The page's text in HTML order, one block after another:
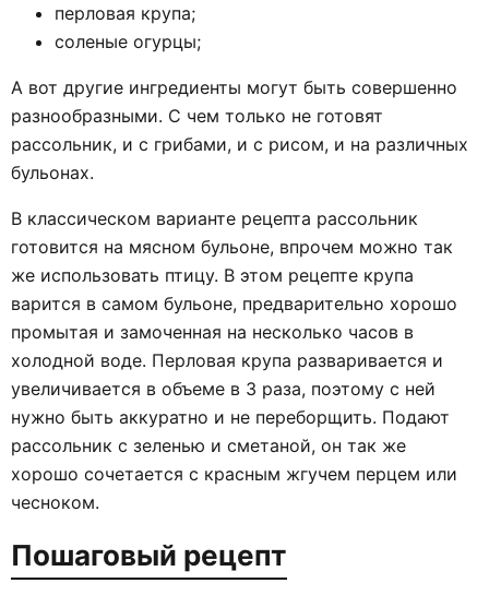
перловая крупа;
соленые огурцы;
А вот другие ингредиенты могут быть совершенно
разнообразными. С чем только не готовят
рассольник, и с грибами, и с рисом, и на различных
бульонах.
В классическом варианте рецепта рассольник
готовится на мясном бульоне, впрочем можно так
же использовать птицу. В этом рецепте крупа
варится в самом бульоне, предварительно хорошо
промытая и замоченная на несколько часов в
холодной воде. Перловая крупа разваривается и
увеличивается в объеме в 3 раза, поэтому с ней
нужно быть аккуратно и не переборщить. Подают
рассольник с зеленью и сметаной, он так же
хорошо сочетается с красным жгучем перцем или
чесноком.
Пошаговый рецепт